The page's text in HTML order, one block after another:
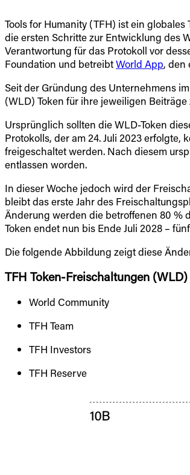
Tools for Humanity (TFH) ist ein
die ersten Schritte zur Entwicklung des
Verantwortung für das Protokoll vor
Foundation und betreibtWorld App, den
Seit der Gründung des Unternehmens
(WLD) Token für ihre jeweiligen
Ursprünglich sollten die WLD-Token
Protokolls, der am 24. Juli 2023
freigeschaltet werden. Nach diesem
entlassen worden.
In dieser Woche jedoch wird der
bleibt das erste Jahr des
Änderung werden die betroffenen 80 %
Token endet nun bis Ende Juli 2028 –
Die folgende Abbildung zeigt diese
TFH Token-Freischaltungen (WLD)
World Community
TFH Team
TFH Investors
TFH Reserve